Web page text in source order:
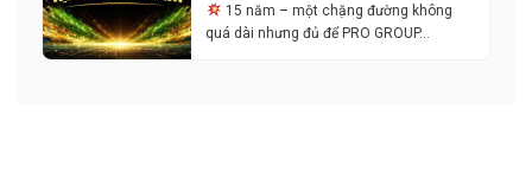
15 năm – một chặng đường không
quá dài nhưng đủ để PRO GROUP…